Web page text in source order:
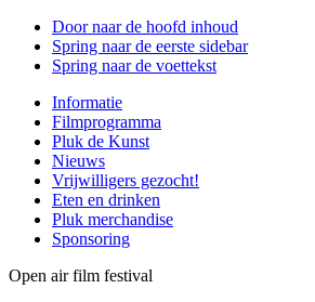
Door naar de hoofd inhoud
Spring naar de eerste sidebar
Spring naar de voettekst
Informatie
Filmprogramma
Pluk de Kunst
Nieuws
Vrijwilligers gezocht!
Eten en drinken
Pluk merchandise
Sponsoring
Open air film festival